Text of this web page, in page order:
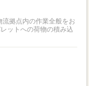
拠点内の作業全般をお